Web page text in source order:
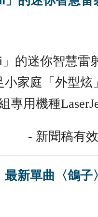
的迷你智慧雷
家庭「外型
專用機種
- 新聞稿有
新單曲〈鴿子